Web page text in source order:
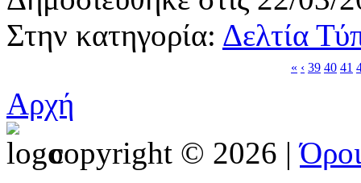
Στην κατηγορία: Δελτία
« ‹ 39 40 41
Αρχή
copyright © 2026 |